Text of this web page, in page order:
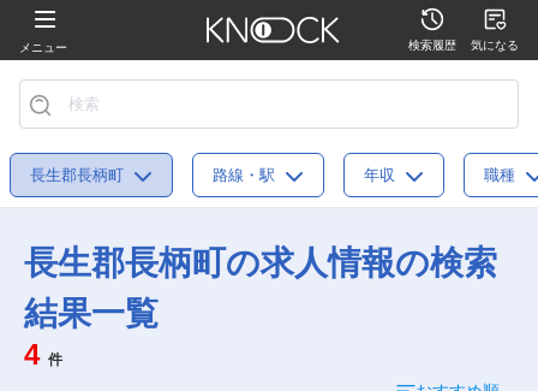
メニュー 検索履歴 気になる
長生郡長柄町 路線・駅 年収 職種
長生郡長柄町の求人情報の検索
結果一覧
4 件